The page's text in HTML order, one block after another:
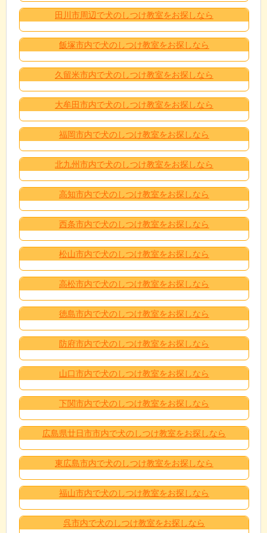
田川市周辺で犬のしつけ教室をお探しなら
飯塚市内で犬のしつけ教室をお探しなら
久留米市内で犬のしつけ教室をお探しなら
大牟田市内で犬のしつけ教室をお探しなら
福岡市内で犬のしつけ教室をお探しなら
北九州市内で犬のしつけ教室をお探しなら
高知市内で犬のしつけ教室をお探しなら
西条市内で犬のしつけ教室をお探しなら
松山市内で犬のしつけ教室をお探しなら
高松市内で犬のしつけ教室をお探しなら
徳島市内で犬のしつけ教室をお探しなら
防府市内で犬のしつけ教室をお探しなら
山口市内で犬のしつけ教室をお探しなら
下関市内で犬のしつけ教室をお探しなら
広島県廿日市市内で犬のしつけ教室をお探しなら
東広島市内で犬のしつけ教室をお探しなら
福山市内で犬のしつけ教室をお探しなら
呉市内で犬のしつけ教室をお探しなら